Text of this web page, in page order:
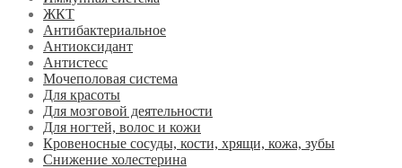
ЖКТ
Антибактериальное
Антиоксидант
Антистесс
Мочеполовая система
Для красоты
Для мозговой деятельности
Для ногтей, волос и кожи
Кровеносные сосуды, кости, хрящи, кожа, зубы
Снижение холестерина